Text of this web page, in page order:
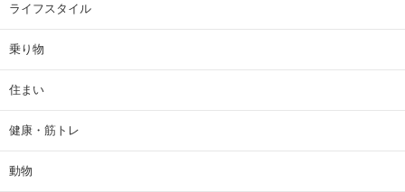
ライフスタイル
乗り物
住まい
健康・筋トレ
動物